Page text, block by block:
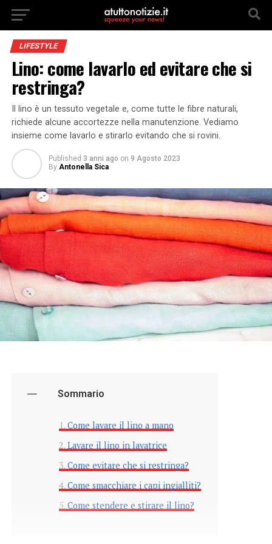
LIFESTYLE
Lino: come lavarlo ed evitare che si
restringa?
Il lino è un tessuto vegetale e, come tutte le fibre naturali,
richiede alcune accortezze nella manutenzione. Vediamo
insieme come lavarlo e stirarlo evitando che si rovini.
Published 3 anni ago on 9 Agosto 2023
By Antonella Sica
Sommario
Come lavare il lino a mano
Lavare il lino in lavatrice
Come evitare che si restringa?
Come smacchiare i capi ingialliti?
Come stendere e stirare il lino?